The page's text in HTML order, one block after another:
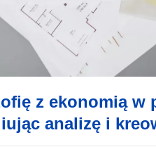
z ekonomią
analizę i